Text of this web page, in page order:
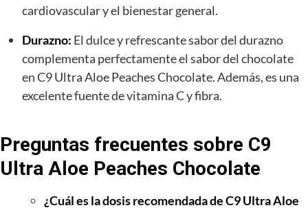
cardiovascular y el bienestar general.
Durazno: El dulce y refrescante sabor del durazno
complementa perfectamente el sabor del chocolate
en C9 Ultra Aloe Peaches Chocolate. Además, es una
excelente fuente de vitamina C y fibra.
Preguntas frecuentes sobre C9
Ultra Aloe Peaches Chocolate
¿Cuál es la dosis recomendada de C9 Ultra Aloe